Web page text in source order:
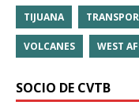
TIJUANA
VOLCANES WEST
SOCIO DE CVTB